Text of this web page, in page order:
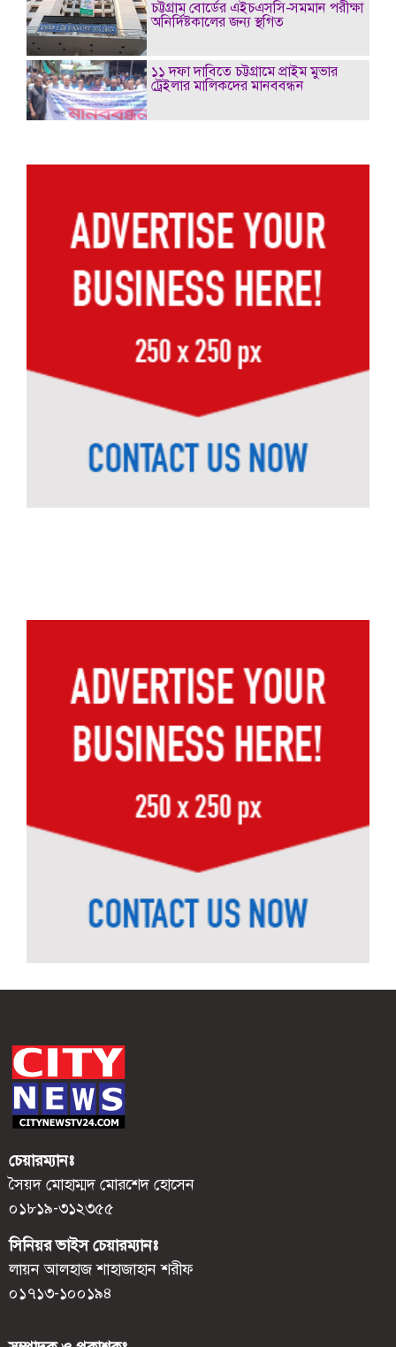
চট্টগ্রাম বোর্ডের এইচএসসি-সমমান পরীক্ষা
অনির্দিষ্টকালের জন্য স্থগিত
১১ দফা দাবিতে চট্টগ্রামে প্রাইম মুভার
ট্রেইলার মালিকদের মানববন্ধন
চেয়ারম্যানঃ
সৈয়দ মোহাম্মদ মোরশেদ হোসেন
০১৮১৯-৩১২৩৫৫
সিনিয়র ভাইস চেয়ারম্যানঃ
লায়ন আলহাজ শাহাজাহান শরীফ
০১৭১৩-১০০১৯৪